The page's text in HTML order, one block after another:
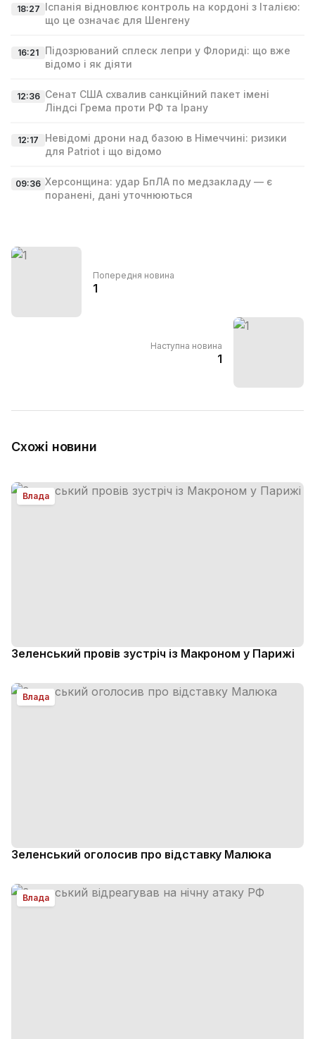
18:27 Іспанія відновлює контроль на кордоні з Італією:
що це означає для Шенгену
16:21
Підозрюваний сплеск лепри у Флориді: що вже
відомо і як діяти
12:36 Сенат США схвалив санкційний пакет імені
Ліндсі Гремa проти РФ та Ірану
12:17
Невідомі дрони над базою в Німеччині: ризики
для Patriot і що відомо
09:36 Херсонщина: удар БпЛА по медзакладу — є
поранені, дані уточнюються
Попередня новина
1
Наступна новина
1
Схожі новини
Влада
Зеленський провів зустріч із Макроном у Парижі
Влада
Зеленський оголосив про відставку Малюка
Влада